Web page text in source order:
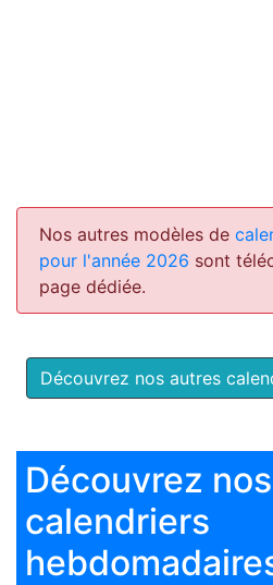
Nos autres modèles de
pour l'année 2026 sont
page dédiée.
Découvrez nos autres
Découvrez nos
calendriers